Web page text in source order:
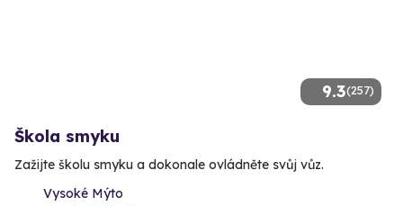
9.3(257)
Škola smyku
Zažijte školu smyku a dokonale ovládněte svůj vůz.
Vysoké Mýto